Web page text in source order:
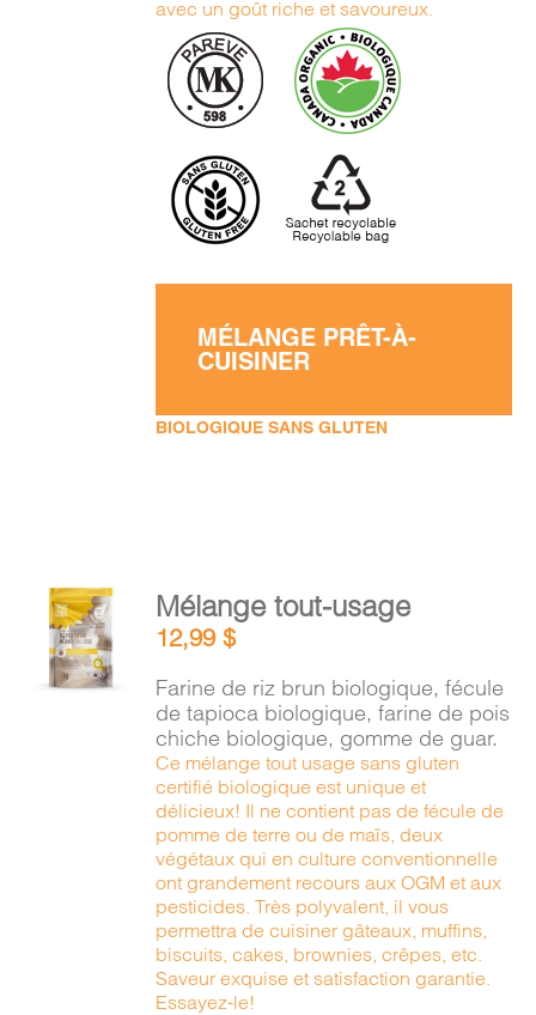
avec un goût riche et savoureux.
MÉLANGE PRÊT-À-
CUISINER
BIOLOGIQUE SANS GLUTEN
AJOUTER
AU
PANIER
/
DÉTAILS
Mélange tout-usage
12,99$
Farine de riz brun biologique, fécule
de tapioca biologique, farine de pois
chiche biologique, gomme de guar.
Ce mélange tout usage sans gluten
certifié biologique est unique et
délicieux! Il ne contient pas de fécule de
pomme de terre ou de maïs, deux
végétaux qui en culture conventionnelle
ont grandement recours aux OGM et aux
pesticides. Très polyvalent, il vous
permettra de cuisiner gâteaux, muffins,
biscuits, cakes, brownies, crêpes, etc.
Saveur exquise et satisfaction garantie.
Essayez-le!